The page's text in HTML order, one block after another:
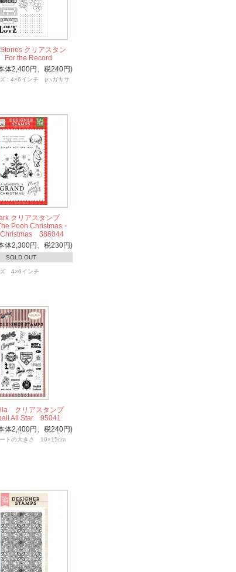
クリアスタン
the Record
体2,400円、税240円)
: 4×6インチ (ハガキサ
クリアスタンプ
Pooh Christmas・
Christmas 386044
体2,300円、税230円)
SOLD OUT
ズ 4×6インチ
クリアスタンプ
All Star 95041
体2,400円、税240円)
ートの大きさ 10×15cm